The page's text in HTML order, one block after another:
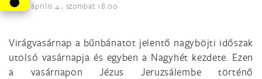
2020. április 4., szombat 18:00
Virágvasárnap a bűnbánatot jelentő nagyböjti időszak
utolsó vasárnapja és egyben a Nagyhét kezdete. Ezen
a vasárnapon Jézus Jeruzsálembe történő